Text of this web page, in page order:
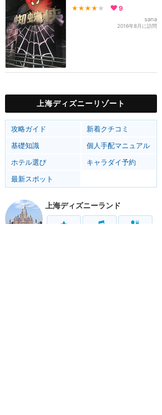
★★★★ ★ 9
sana
2016年8月に訪問
上海ディズニーリゾート
攻略ガイド
新着クチコミ
基礎知識
個人手配マニュアル
ホテル選び
キャラダイ予約
最新スポット
上海ディズニーランド